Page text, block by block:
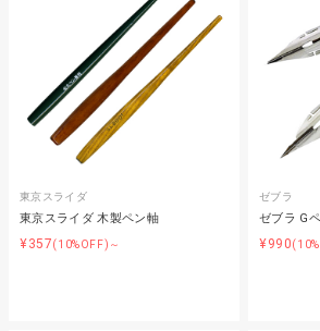
東京スライダ
東京スライダ 木製ペン軸
¥357(10%OFF)～
ゼブラ
ゼブラ G
¥990